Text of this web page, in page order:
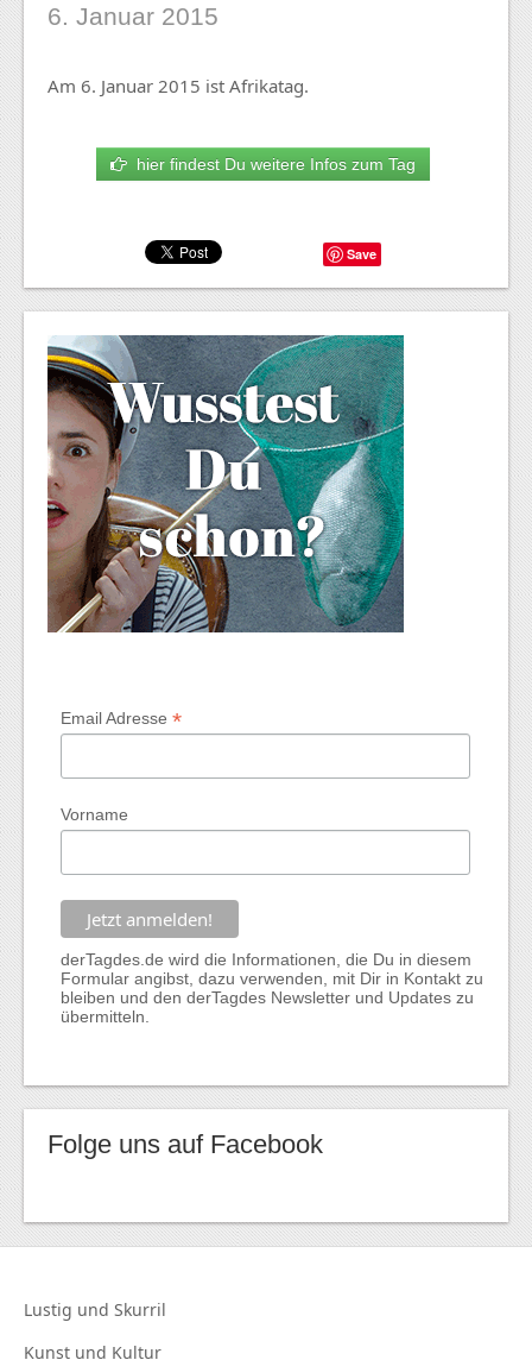
6. Januar 2015
Am 6. Januar 2015 ist Afrikatag.
hier findest Du weitere Infos zum Tag
Save
Email Adresse*
Vorname
derTagdes.de wird die Informationen, die Du in diesem
Formular angibst, dazu verwenden, mit Dir in Kontakt zu
bleiben und den derTagdes Newsletter und Updates zu
übermitteln.
Folge uns auf Facebook
Lustig und Skurril
Kunst und Kultur